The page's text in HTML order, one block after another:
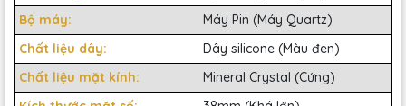
Bộ máy:
Máy Pin (Máy Quartz)
Chất liệu dây:
Dây silicone (Màu đen)
Chất liệu mặt kính:
Mineral Crystal (Cứng)